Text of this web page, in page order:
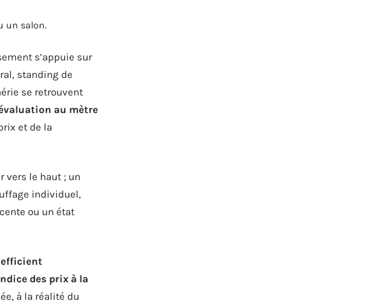
un salon.
s’appuie sur
standing de
se retrouvent
au mètre
et de la
vers le haut ; un
individuel,
ou un état
des prix à la
à la réalité du